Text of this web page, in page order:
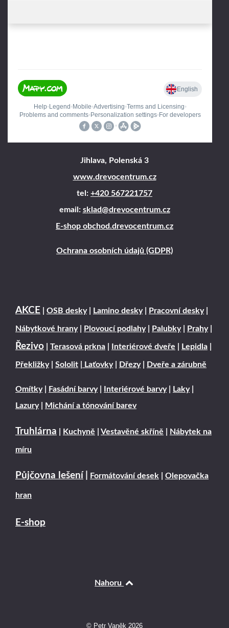
Jihlava, Polenská 3
www.drevocentrum.cz
tel: +420 567221757
email: sklad@drevocentrum.cz
E-shop obchod.drevocentrum.cz
Ochrana osobních údajů (GDPR)
AKCE OSB desky| Lamino desky| Pracovní desky|
Nábytkové hrany| Plovoucí podlahy| Palubky| Prahy|
Řezivo Terasová prkna Interiérové dveře Lepidla
Překližky| Sololit Laťovky| Dřezy| Dveře a zárubně
Omítky| Fasádní barvy| Interiérové barvy| Laky|
Lazury| Michání a tónování barev
Truhlárna Kuchyně Vestavěné skříně Nábytek na
míru
Půjčovna lešení Formátování desek Olepovačka
hran
E-shop
Nahoru
© Petr Vaněk 2026